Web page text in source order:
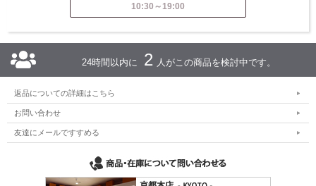
10:30～19:00
24時間以内に 2 人がこの商品を検討中です。
返品についての詳細はこちら
お問い合わせ
友達にメールですすめる